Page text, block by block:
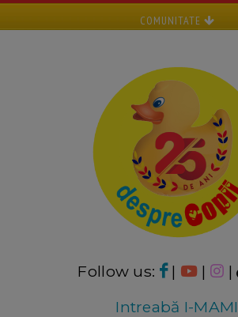
COMUNITATE
Follow us: | | |
Intreabă I-MAMI